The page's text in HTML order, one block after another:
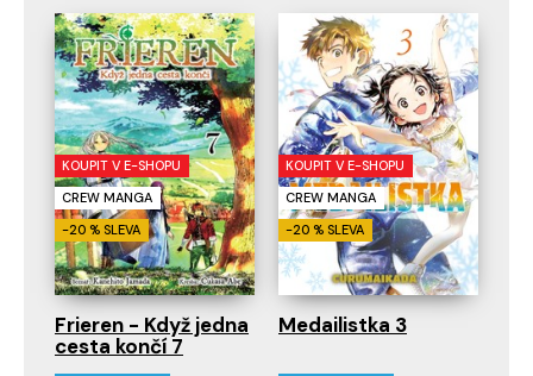
KOUPIT V E-SHOPU
CREW MANGA
-20 % SLEVA
Frieren - Když jedna
cesta končí 7
KOUPIT V E-SHOPU
CREW MANGA
-20 % SLEVA
Medailistka 3